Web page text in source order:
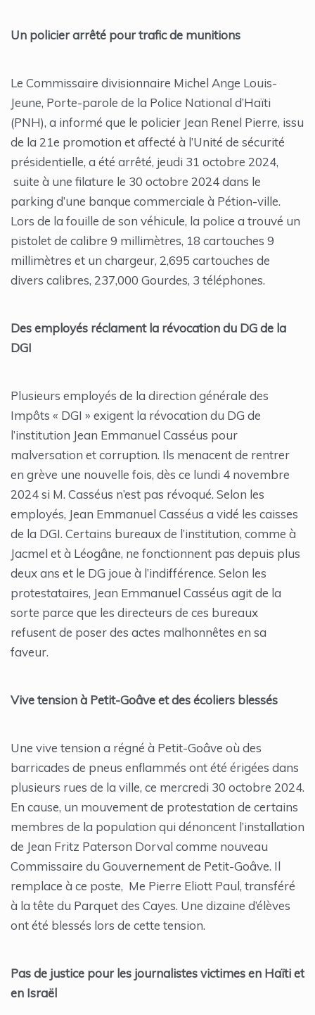
Un policier arrêté pour trafic de munitions
Le Commissaire divisionnaire Michel Ange Louis-
Jeune, Porte-parole de la Police National d’Haïti
(PNH), a informé que le policier Jean Renel Pierre, issu
de la 21e promotion et affecté à l’Unité de sécurité
présidentielle, a été arrêté, jeudi 31 octobre 2024,
suite à une filature le 30 octobre 2024 dans le
parking d’une banque commerciale à Pétion-ville.
Lors de la fouille de son véhicule, la police a trouvé un
pistolet de calibre 9 millimètres, 18 cartouches 9
millimètres et un chargeur, 2,695 cartouches de
divers calibres, 237,000 Gourdes, 3 téléphones.
Des employés réclament la révocation du DG de la
DGI
Plusieurs employés de la direction générale des
Impôts « DGI » exigent la révocation du DG de
l’institution Jean Emmanuel Casséus pour
malversation et corruption. Ils menacent de rentrer
en grève une nouvelle fois, dès ce lundi 4 novembre
2024 si M. Casséus n’est pas révoqué. Selon les
employés, Jean Emmanuel Casséus a vidé les caisses
de la DGI. Certains bureaux de l’institution, comme à
Jacmel et à Léogâne, ne fonctionnent pas depuis plus
deux ans et le DG joue à l’indifférence. Selon les
protestataires, Jean Emmanuel Casséus agit de la
sorte parce que les directeurs de ces bureaux
refusent de poser des actes malhonnêtes en sa
faveur.
Vive tension à Petit-Goâve et des écoliers blessés
Une vive tension a régné à Petit-Goâve où des
barricades de pneus enflammés ont été érigées dans
plusieurs rues de la ville, ce mercredi 30 octobre 2024.
En cause, un mouvement de protestation de certains
membres de la population qui dénoncent l’installation
de Jean Fritz Paterson Dorval comme nouveau
Commissaire du Gouvernement de Petit-Goâve. Il
remplace à ce poste, Me Pierre Eliott Paul, transféré
à la tête du Parquet des Cayes. Une dizaine d’élèves
ont été blessés lors de cette tension.
Pas de justice pour les journalistes victimes en Haïti et
en Israël